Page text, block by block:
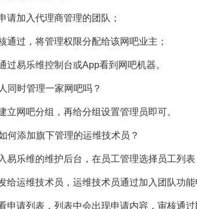
加入代理商管理的团队；
过，将管理权限分配给该网吧业主；
易乐维控制台或App看到网吧机器。
时管理一家网吧吗？
网吧分组，再给分组设置管理员即可。
添加旗下管理的运维技术员？
乐维的维护后台，在员工管理选择员工列表
运维技术员，运维技术员通过加入团队功能
请列表，列表中会出现申请内容，审核通过